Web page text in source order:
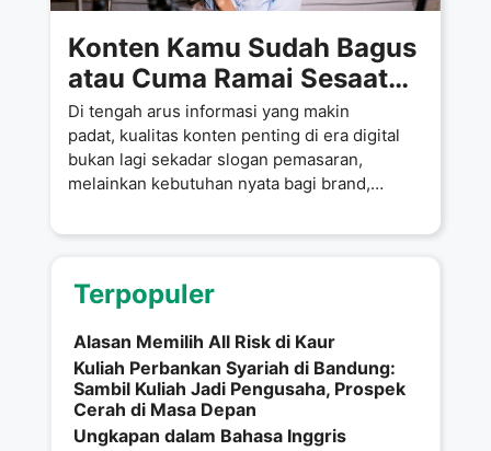
Konten Kamu Sudah Bagus
atau Cuma Ramai Sesaat?
Ini Jawaban yang Sering
Bikin Kaget
Di tengah arus informasi yang makin
padat, kualitas konten penting di era digital
bukan lagi sekadar slogan pemasaran,
melainkan kebutuhan nyata bagi brand,
Terpopuler
Alasan Memilih All Risk di Kaur
Kuliah Perbankan Syariah di Bandung:
Sambil Kuliah Jadi Pengusaha, Prospek
Cerah di Masa Depan
Ungkapan dalam Bahasa Inggris